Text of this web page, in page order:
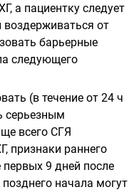
а пациентку следует
воздерживаться от
барьерные
следующего
(в течение от 24 ч
серьезным
всего СГЯ
признаки раннего
9 дней после
начала могут